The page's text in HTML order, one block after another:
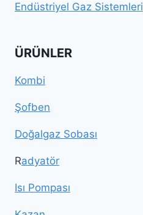
Endüstriyel Gaz Sistemleri
ÜRÜNLER
Kombi
Şofben
Doğalgaz Sobası
Radyatör
Isı Pompası